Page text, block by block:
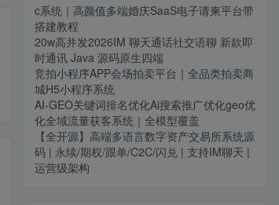
加盟源码天堂，搭建同款项目资源站，实现日入2000+ 【站长运营资料】无水印课程资源
c系统｜高颜值多端婚庆SaaS电子请柬平台带
搭建教程
20w高并发2026IM 聊天通话社交语聊 新款即
时通讯 Java 源码原生四端
竞拍小程序APP会场拍卖平台｜全品类拍卖商
城H5小程序系统
AI-GEO关键词排名优化Ai搜索推广优化geo优
化全域流量获客系统｜全模型覆盖
【全开源】高端多语言数字资产交易所系统源
码 | 永续/期权/跟单/C2C/闪兑 | 支持IM聊天 |
运营级架构